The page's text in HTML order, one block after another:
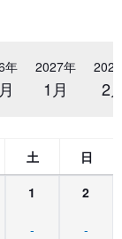
年 2027年
1月 2
土 日
1
-
2
-